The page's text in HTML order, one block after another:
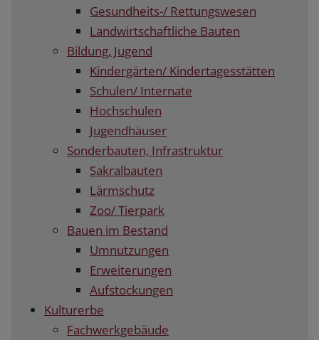
Gesundheits-/ Rettungswesen
Landwirtschaftliche Bauten
Bildung, Jugend
Kindergärten/ Kindertagesstätten
Schulen/ Internate
Hochschulen
Jugendhäuser
Sonderbauten, Infrastruktur
Sakralbauten
Lärmschutz
Zoo/ Tierpark
Bauen im Bestand
Umnutzungen
Erweiterungen
Aufstockungen
Kulturerbe
Fachwerkgebäude